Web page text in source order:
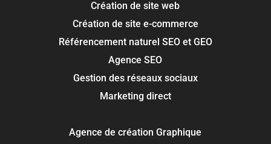
Création de site web
Création de site e-commerce
Référencement naturel SEO et GEO
Agence SEO
Gestion des réseaux sociaux
Marketing direct
Agence de création Graphique